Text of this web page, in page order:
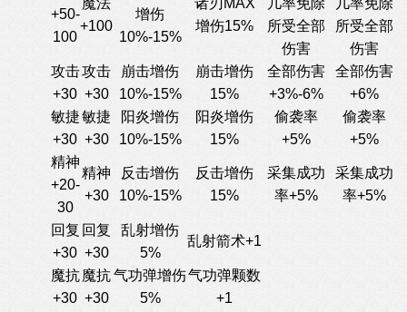
+50-
100
魔法
+100
增伤
10%-15%
诸刃MAX
增伤15%
几率免除
所受全部
伤害
几率免除
所受全部
伤害
攻击
+30
攻击
+30
崩击增伤
10%-15%
崩击增伤
15%
全部伤害
+3%-6%
全部伤害
+6%
敏捷
+30
敏捷
+30
阳炎增伤
10%-15%
阳炎增伤
15%
偷袭率
+5%
偷袭率
+5%
精神
+20-
30
精神
+30
反击增伤
10%-15%
反击增伤
15%
采集成功
率+5%
采集成功
率+5%
回复
+30
回复
+30
乱射增伤
5%
乱射箭术+1
魔抗
+30
魔抗
+30
气功弹增伤
5%
气功弹颗数
+1